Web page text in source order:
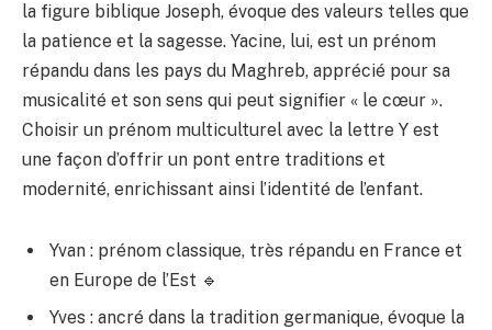
la figure biblique Joseph, évoque des valeurs telles que
la patience et la sagesse. Yacine, lui, est un prénom
répandu dans les pays du Maghreb, apprécié pour sa
musicalité et son sens qui peut signifier « le cœur ».
Choisir un prénom multiculturel avec la lettre Y est
une façon d’offrir un pont entre traditions et
modernité, enrichissant ainsi l’identité de l’enfant.
Yvan : prénom classique, très répandu en France et
en Europe de l’Est 🔹
Yves : ancré dans la tradition germanique, évoque la